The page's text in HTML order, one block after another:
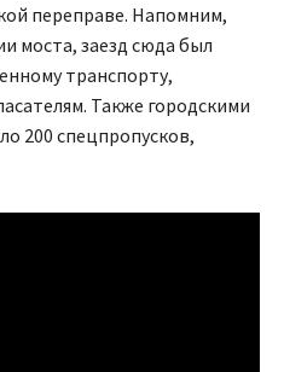
переправе. Напомним,
моста, заезд сюда был
транспорту,
Также городскими
200 спецпропусков,